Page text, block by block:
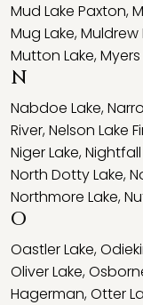
Mud Lake Paxton,
Mug Lake,Muldrew
Mutton Lake,Myers
N
Nabdoe Lake,
River,Nelson Lake
Niger Lake,Nightfall
North Dotty Lake,
Northmore Lake,
O
Oastler Lake,
Oliver Lake,
Hagerman,Otter